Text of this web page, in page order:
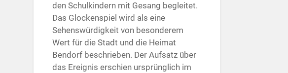
den Schulkindern mit Gesang begleitet.
Das Glockenspiel wird als eine
Sehenswürdigkeit von besonderem
Wert für die Stadt und die Heimat
Bendorf beschrieben. Der Aufsatz über
das Ereignis erschien ursprünglich im